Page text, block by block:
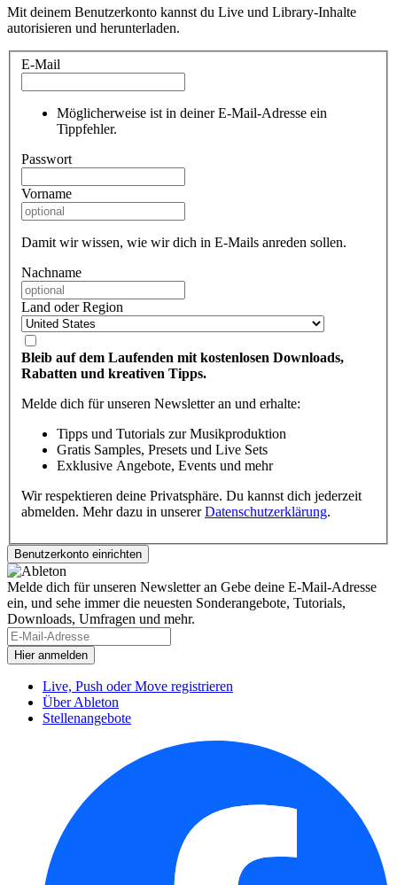
Mit deinem Benutzerkonto kannst du Live und Library-Inhalte
autorisieren und herunterladen.
E-Mail
Möglicherweise ist in deiner E-Mail-Adresse ein
Tippfehler.
Passwort
Vorname
Damit wir wissen, wie wir dich in E-Mails anreden sollen.
Nachname
Land oder Region
Bleib auf dem Laufenden mit kostenlosen Downloads,
Rabatten und kreativen Tipps.
Melde dich für unseren Newsletter an und erhalte:
Tipps und Tutorials zur Musikproduktion
Gratis Samples, Presets und Live Sets
Exklusive Angebote, Events und mehr
Wir respektieren deine Privatsphäre. Du kannst dich jederzeit
abmelden. Mehr dazu in unsererDatenschutzerklärung.
Melde dich für unseren Newsletter an Gebe deine E-Mail-Adresse
ein, und sehe immer die neuesten Sonderangebote, Tutorials,
Downloads, Umfragen und mehr.
Live, Push oder Move registrieren
Über Ableton
Stellenangebote